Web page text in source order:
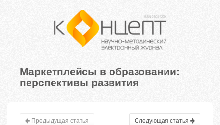
Маркетплейсы в образовании:
перспективы развития
Предыдущая статья Следующая статья